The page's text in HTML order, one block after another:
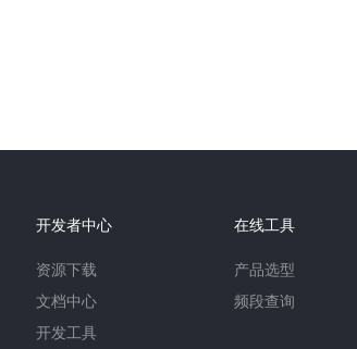
开发者中心
资源下载
文档中心
开发工具
在线工具
产品选型
频段查询